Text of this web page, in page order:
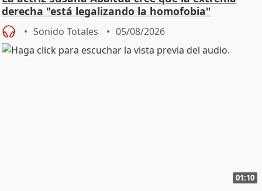
derecha "está legalizando la homofobia"
Sonido Totales 05/08/2026
01:10